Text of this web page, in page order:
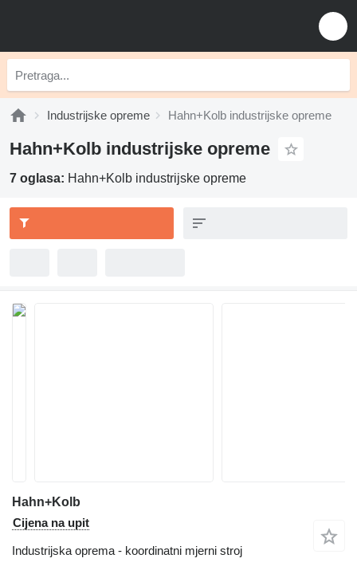
Industrijske opreme Hahn+Kolb industrijske opreme
Hahn+Kolb industrijske opreme
7 oglasa: Hahn+Kolb industrijske opreme
Hahn+Kolb
Cijena na upit
Industrijska oprema - koordinatni mjerni stroj